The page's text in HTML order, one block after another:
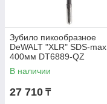
Зубило пикообразное
DeWALT "XLR" SDS-max
400мм DT6889-QZ
В наличии
27 710 ₸